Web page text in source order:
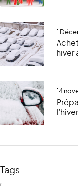
1
hiver
14
Tags